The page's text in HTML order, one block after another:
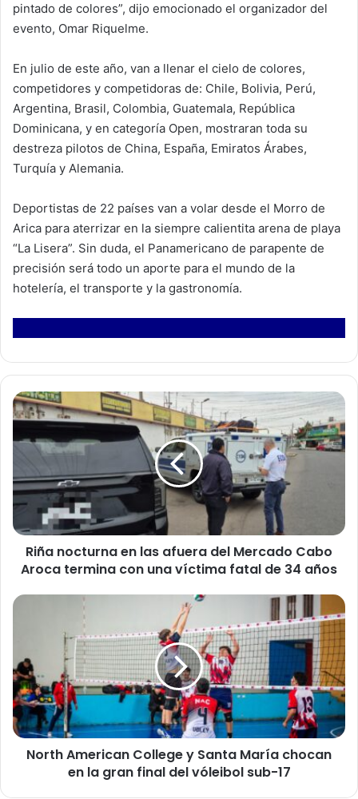
pintado de colores”, dijo emocionado el organizador del
evento, Omar Riquelme.
En julio de este año, van a llenar el cielo de colores,
competidores y competidoras de: Chile, Bolivia, Perú,
Argentina, Brasil, Colombia, Guatemala, República
Dominicana, y en categoría Open, mostraran toda su
destreza pilotos de China, España, Emiratos Árabes,
Turquía y Alemania.
Deportistas de 22 países van a volar desde el Morro de
Arica para aterrizar en la siempre calientita arena de playa
“La Lisera”. Sin duda, el Panamericano de parapente de
precisión será todo un aporte para el mundo de la
hotelería, el transporte y la gastronomía.
R
i
o
c
u
e
s
a
f
u
e
Riña nocturna en las afuera del Mercado Cabo
Aroca termina con una víctima fatal de 34 años
N
h
A
m
e
r
North American College y Santa María chocan
en la gran final del vóleibol sub-17